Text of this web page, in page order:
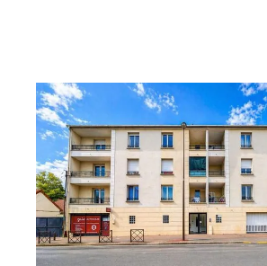
LIVRY GARGAN 93
580 m
Ref : 22290
Immeuble à vendre
1 850 000 €
En plein cœur de Livry-Gargan,